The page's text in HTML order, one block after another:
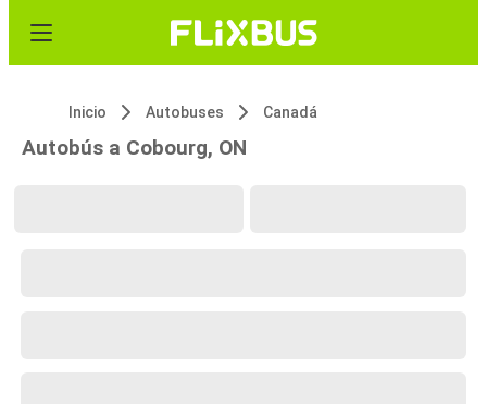
Inicio Autobuses Canadá
Autobús a Cobourg, ON